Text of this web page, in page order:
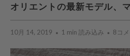
オリエントの最新モデル、
10月 14, 2019 1 min 読み込み 8コ